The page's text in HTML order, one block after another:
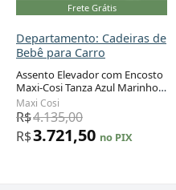
Frete Grátis
Departamento: Cadeiras de
Bebê para Carro
Assento Elevador com Encosto
Maxi-Cosi Tanza Azul Marinho
Dobrável com ISOFIX 18 a 45 kg
Maxi Cosi
R$4.135,00
R$3.721,50 no PIX